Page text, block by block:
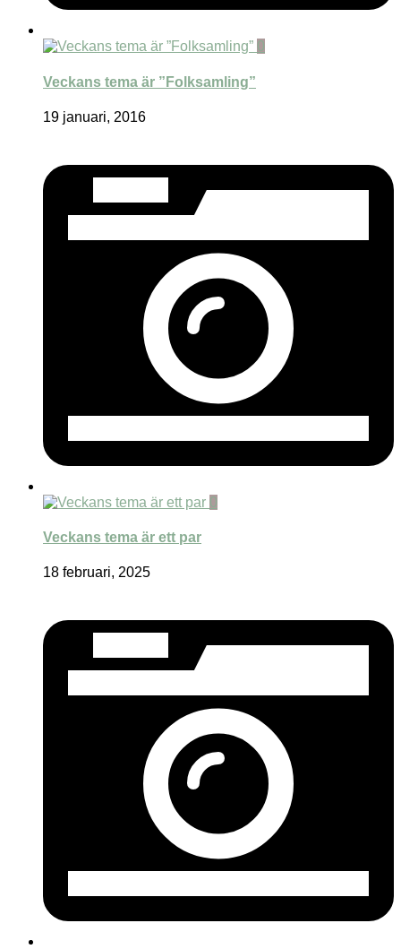
0
Veckans tema är ”Folksamling”
19 januari, 2016
0
Veckans tema är ett par
18 februari, 2025